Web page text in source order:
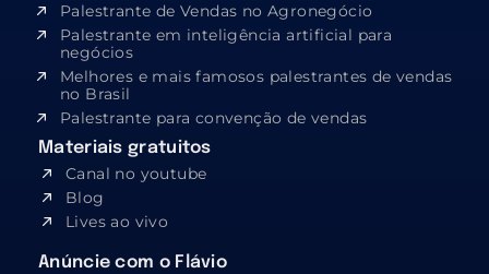
Palestrante de Vendas no Agronegócio
Palestrante em inteligência artificial para
negócios
Melhores e mais famosos palestrantes de vendas
no Brasil
Palestrante para convenção de vendas
Materiais gratuitos
Canal no youtube
Blog
Lives ao vivo
Anúncie com o Flávio